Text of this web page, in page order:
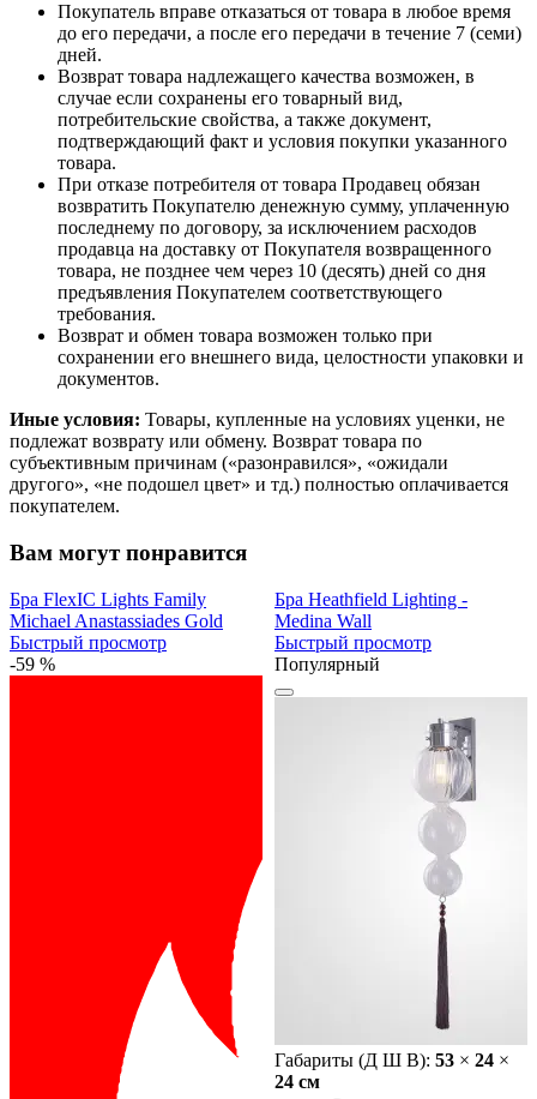
Покупатель вправе отказаться от товара в любое время
до его передачи, а после его передачи в течение 7 (семи)
дней.
Возврат товара надлежащего качества возможен, в
случае если сохранены его товарный вид,
потребительские свойства, а также документ,
подтверждающий факт и условия покупки указанного
товара.
При отказе потребителя от товара Продавец обязан
возвратить Покупателю денежную сумму, уплаченную
последнему по договору, за исключением расходов
продавца на доставку от Покупателя возвращенного
товара, не позднее чем через 10 (десять) дней со дня
предъявления Покупателем соответствующего
требования.
Возврат и обмен товара возможен только при
сохранении его внешнего вида, целостности упаковки и
документов.
Иные условия: Товары, купленные на условиях уценки, не
подлежат возврату или обмену. Возврат товара по
субъективным причинам («разонравился», «ожидали
другого», «не подошел цвет» и тд.) полностью оплачивается
покупателем.
Вам могут понравится
Бра FlexIC Lights Family
Michael Anastassiades Gold
Быстрый просмотр
-59 %
Бра Heathfield Lighting -
Medina Wall
Быстрый просмотр
Популярный
Габариты (Д Ш В): 53 × 24 ×
24 cм